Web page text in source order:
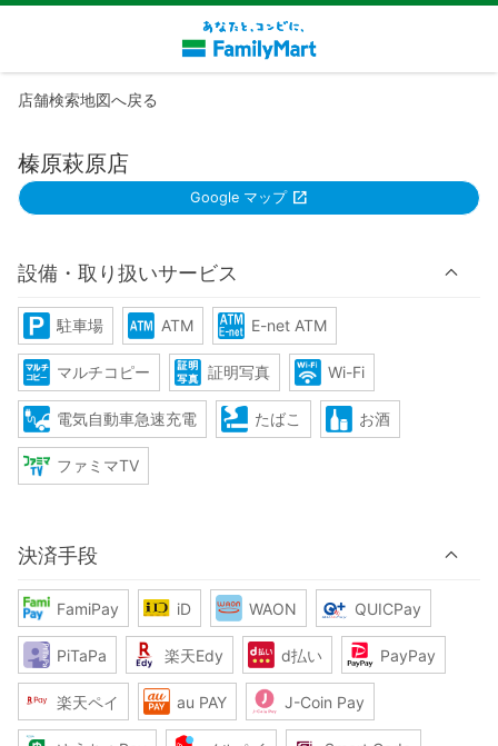
店舗検索地図へ戻る
榛原萩原店
Google マップ
設備・取り扱いサービス
駐車場 ATM E-net ATM
マルチコピー 証明写真 Wi-Fi
電気自動車急速充電 たばこ お酒
ファミマTV
決済手段
FamiPay iD WAON QUICPay
PiTaPa 楽天Edy d払い PayPay
楽天ペイ au PAY J-Coin Pay